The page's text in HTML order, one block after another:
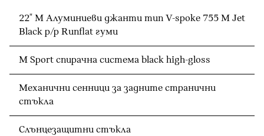
22" M Алуминиеви джанти тип V-spoke 755 М Jet
Black р/р Runflat гуми
M Sport спирачна система black high-gloss
Механични сенници за задните странични
стъкла
Слънцезащитни стъкла